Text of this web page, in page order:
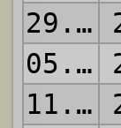
29.03.1992
05.04.1992
11.04.1992